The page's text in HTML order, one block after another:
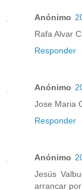
Anónimo
Rafa Alvar
Responder
Anónimo
Jose Maria
Responder
Anónimo
Jesús
arrancar